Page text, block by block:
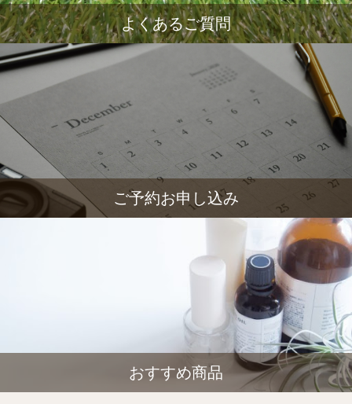
よくあるご質問
ご予約お申し込み
おすすめ商品